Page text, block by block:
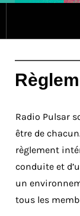
Radio Pulsar
être de
règlement
conduite et
un
tous les